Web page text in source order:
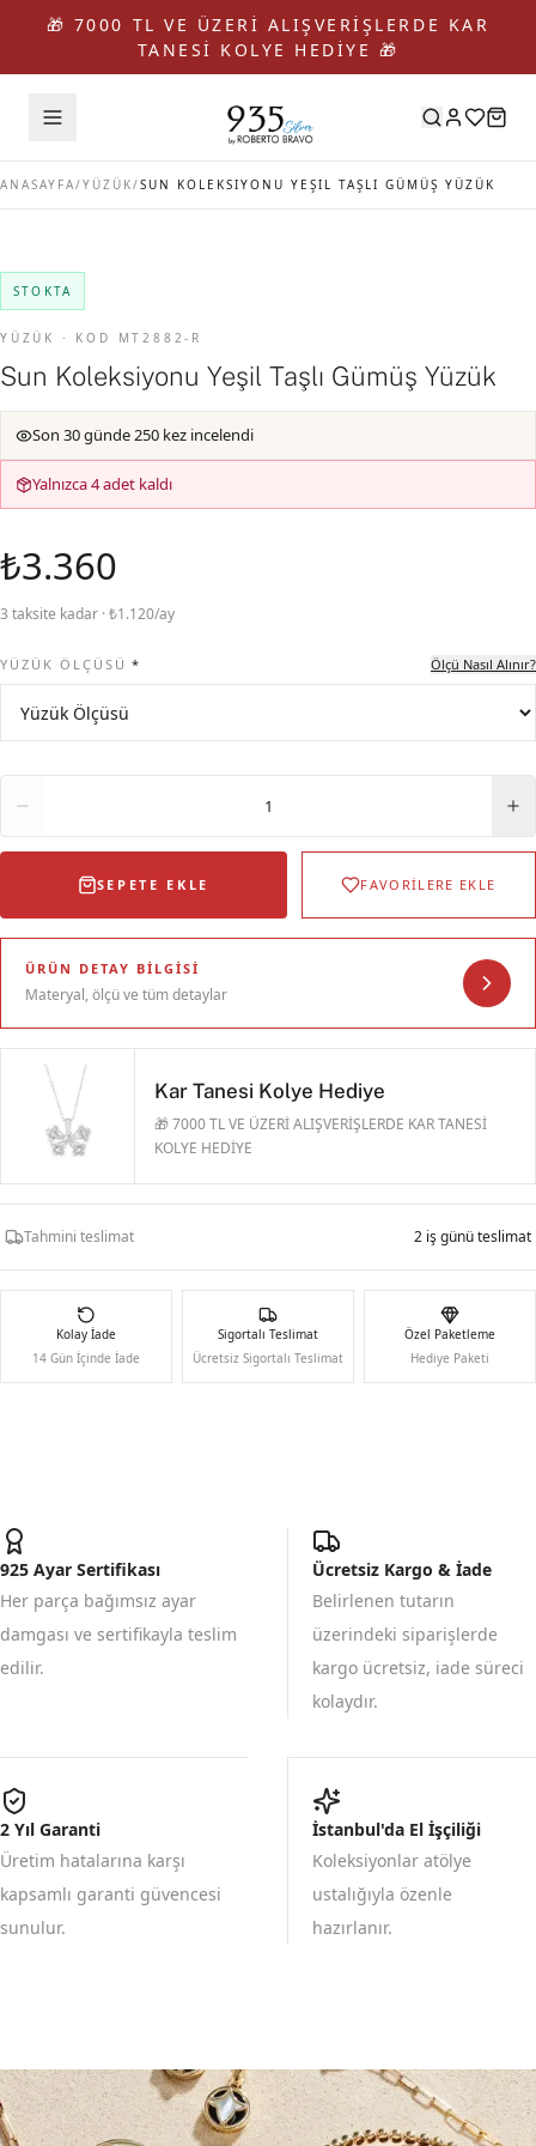
🎁 7000 TL VE ÜZERİ ALIŞVERİŞLERDE KAR
TANESİ KOLYE HEDİYE 🎁
ANASAYFA/YÜZÜK/SUN KOLEKSIYONU YEŞIL TAŞLI GÜMÜŞ YÜZÜK
STOKTA
YÜZÜK · KOD MT2882-R
Sun Koleksiyonu Yeşil Taşlı Gümüş Yüzük
Son 30 günde 250 kez incelendi
Yalnızca 4 adet kaldı
₺3.360
3 taksite kadar · ₺1.120/ay
YÜZÜK ÖLÇÜSÜ * Ölçü Nasıl Alınır?
1
SEPETE EKLE FAVORİLERE EKLE
ÜRÜN DETAY BILGISI
Materyal, ölçü ve tüm detaylar
Kar Tanesi Kolye Hediye
🎁 7000 TL VE ÜZERİ ALIŞVERİŞLERDE KAR TANESİ
KOLYE HEDİYE
Tahmini teslimat 2 iş günü teslimat
Kolay İade
14 Gün İçinde İade
Sigortalı Teslimat
Ücretsiz Sigortalı Teslimat
Özel Paketleme
Hediye Paketi
925 Ayar Sertifikası
Her parça bağımsız ayar
damgası ve sertifikayla teslim
edilir.
Ücretsiz Kargo & İade
Belirlenen tutarın
üzerindeki siparişlerde
kargo ücretsiz, iade süreci
kolaydır.
2 Yıl Garanti
Üretim hatalarına karşı
kapsamlı garanti güvencesi
sunulur.
İstanbul'da El İşçiliği
Koleksiyonlar atölye
ustalığıyla özenle
hazırlanır.